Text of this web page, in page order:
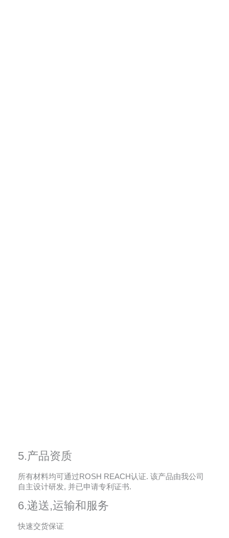
5.产品资质
所有材料均可通过ROSH REACH认证. 该产品由我公司
自主设计研发, 并已申请专利证书.
6.递送,运输和服务
快速交货保证